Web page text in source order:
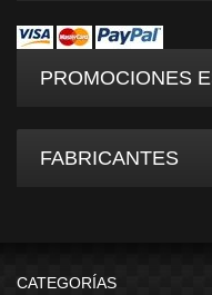
PROMOCIONES
FABRICANTES
CATEGORÍAS